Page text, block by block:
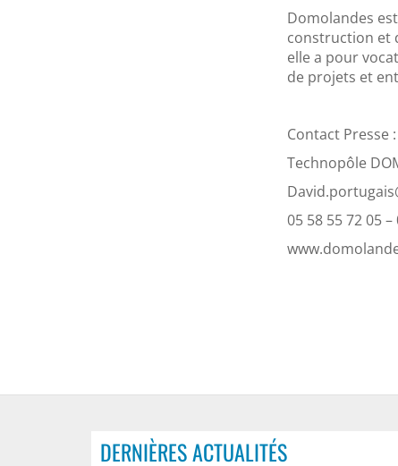
Domolandes
construction et
elle a pour
de projets et
Contact Presse :
Technopôle
05 58 55 72 05
DERNIÈRES ACTUALITÉS